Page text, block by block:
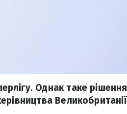
Однак таке рішення
Великобританії